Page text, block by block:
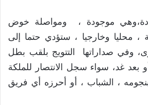
موجودة ، ومواصلة خوض
، محليا وخارجيا ، ستؤدي حتما إلى
وفي صداراتها التتويج بلقب بطل
بعد غد، سواء سجل الانتصار للملكة
، الشباب ، أو أحرزه أي فريق